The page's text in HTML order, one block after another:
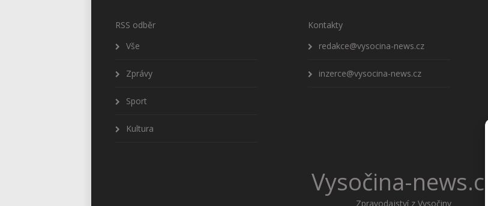
RSS odběr
Vše
Zprávy
Sport
Kultura
Kontakty
redakce@vysocina-news.cz
inzerce@vysocina-news.cz
Vysočina-news.cz
Zpravodajství z Vysočiny